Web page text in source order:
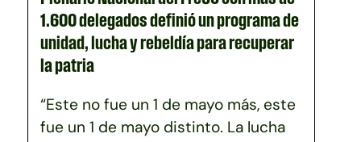
1.600 delegados definió un programa de
unidad, lucha y rebeldía para recuperar
la patria
“Este no fue un 1 de mayo más, este
fue un 1 de mayo distinto. La lucha